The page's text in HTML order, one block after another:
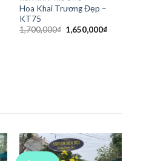
Hoa Khai Trương Đẹp –
KT75
1,700,000₫ Giá
gốc
1,650,000₫Giá